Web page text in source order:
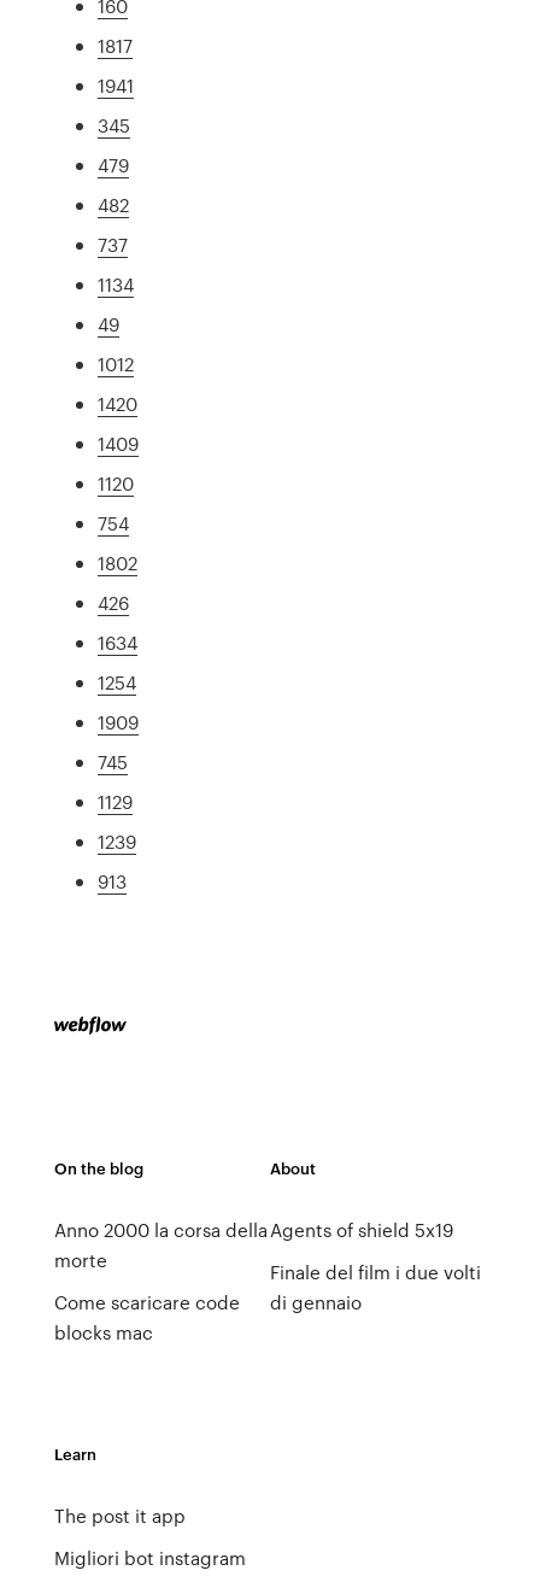
160
1817
1941
345
479
482
737
1134
49
1012
1420
1409
1120
754
1802
426
1634
1254
1909
745
1129
1239
913
On the blog
Anno 2000 la corsa della
morte
Come scaricare code
blocks mac
About
Agents of shield 5x19
Finale del film i due volti
di gennaio
Learn
The post it app
Migliori bot instagram